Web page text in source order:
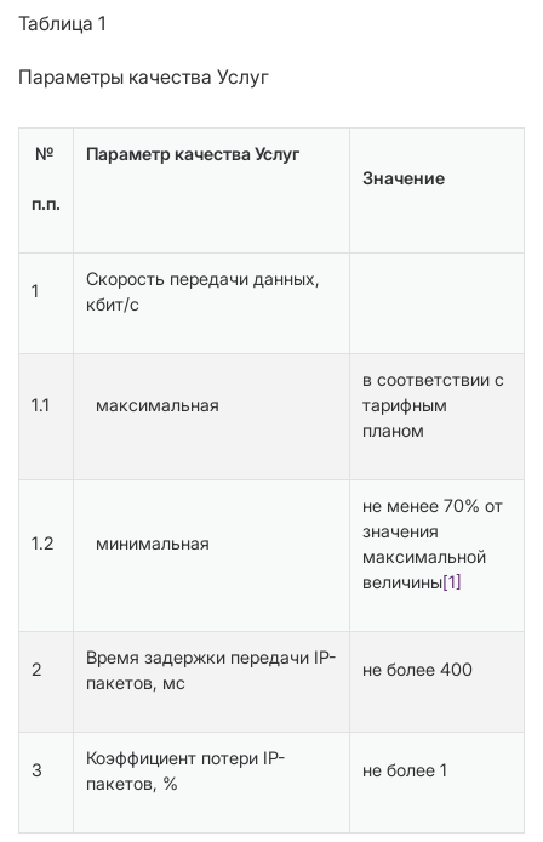
Таблица 1
Параметры качества Услуг
№
п.п.
Параметр качества Услуг
Значение
1
Скорость передачи данных,
кбит/с
1.1 максимальная
в соответствии с
тарифным
планом
1.2 минимальная
не менее 70% от
значения
максимальной
величины[1]
2
Время задержки передачи IP-
пакетов, мс
не более 400
3
Коэффициент потери IP-
пакетов, %
не более 1